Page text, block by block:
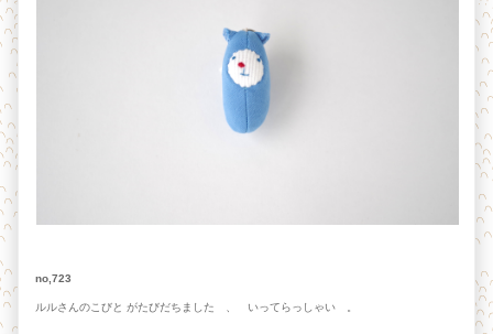
no,723
ルルさんのこびと がたびだちました 、 いってらっしゃい 。